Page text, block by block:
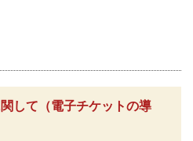
して（電子チケットの導